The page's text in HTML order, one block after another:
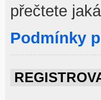
přečtete
Podmínky